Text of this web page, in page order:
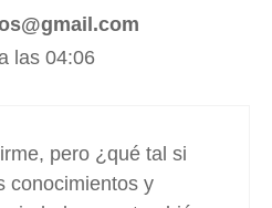
las 04:06
pero ¿qué tal si
conocimientos y